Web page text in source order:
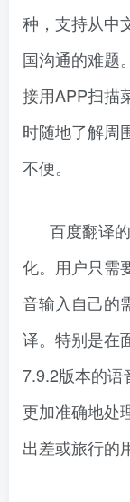
种，支持从中
国沟通的难题
接用APP扫描
时随地了解周
不便。
百度翻译
化。用户只需
音输入自己的
译。特别是在
7.9.2版本的语
更加准确地处
出差或旅行的